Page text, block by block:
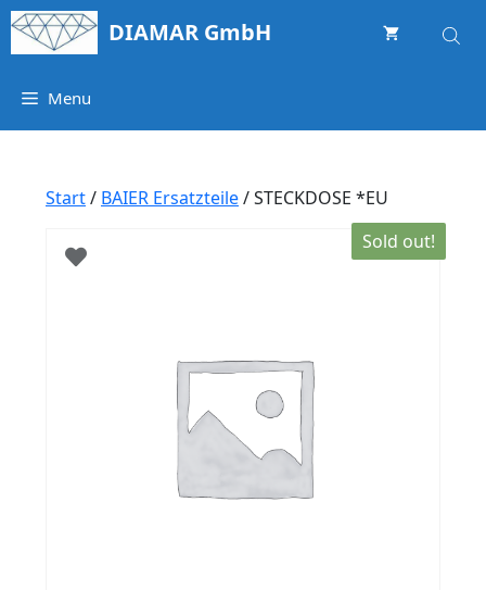
Springe
zum
DIAMAR GmbH
Menu
Start/ BAIER Ersatzteile/ STECKDOSE *EU
Sold out!